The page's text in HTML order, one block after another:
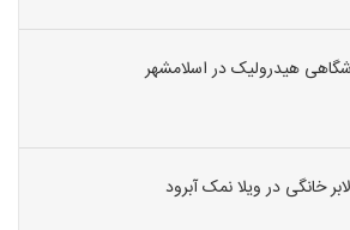
هیدرولیک در اسلامشهر
خانگی در ویلا نمک آبرود